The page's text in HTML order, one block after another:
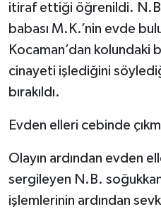
itiraf ettiği öğrenildi.
babası M.K.’nin evde
Kocaman’dan kolundaki
cinayeti işlediğini
bırakıldı.
Evden elleri cebinde
Olayın ardından evden
sergileyen N.B.
işlemlerinin ardından